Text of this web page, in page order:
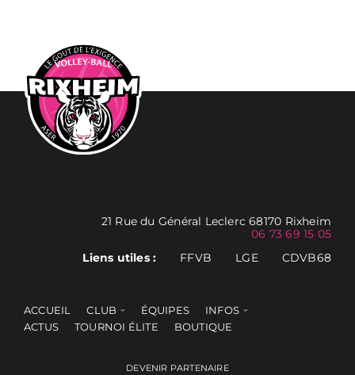
21 Rue du Général Leclerc 68170 Rixheim
06 73 69 15 05
Liens utiles :
FFVB LGE CDVB68
ACCUEIL CLUB ÉQUIPES
INFOS
ACTUS
TOURNOI ÉLITE BOUTIQUE
DEVENIR PARTENAIRE